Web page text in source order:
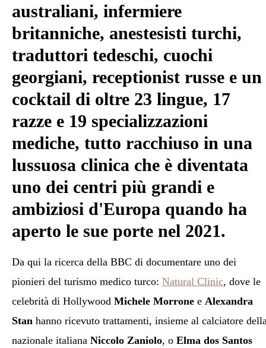
australiani, infermiere
britanniche, anestesisti turchi,
traduttori tedeschi, cuochi
georgiani, receptionist russe e un
cocktail di oltre 23 lingue, 17
razze e 19 specializzazioni
mediche, tutto racchiuso in una
lussuosa clinica che è diventata
uno dei centri più grandi e
ambiziosi d'Europa quando ha
aperto le sue porte nel 2021.
Da qui la ricerca della BBC di documentare uno dei
pionieri del turismo medico turco: Natural Clinic, dove le
celebrità di Hollywood Michele Morrone e Alexandra
Stan hanno ricevuto trattamenti, insieme al calciatore
nazionale italiana Niccolo Zaniolo, o Elma dos Santos